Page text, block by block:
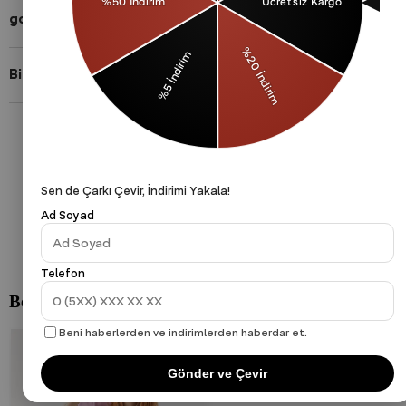
gothamVibes Hakkında
Bizi Takip Et!
Sen de Çarkı Çevir, İndirimi Yakala!
Ad Soyad
Telefon
Beni haberlerden ve indirimlerden haberdar et.
Gönder ve Çevir